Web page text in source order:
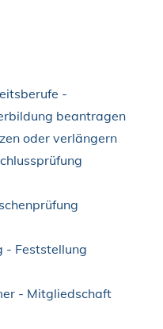
-
beantragen
oder verlängern
- Feststellung
- Mitgliedschaft